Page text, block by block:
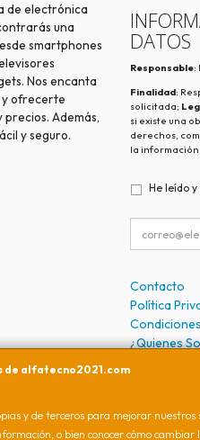
de alfatecno2021.com
y de terceros para mejorar nuestros
o bien conocer cómo
de electrónica
una
smartphones
Nos encanta
y ofrecerte
Además,
y seguro.
DATOS
Responsable:
Finalidad:
solicitada;
si existe una
derechos,
la
He leído
Contacto
Política
¿Quienes